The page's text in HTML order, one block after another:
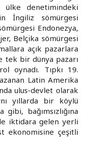
denetimindeki
İngiliz sömürgesi
Endonezya,
Belçika sömürgesi
açık pazarlara
tek bir dünya pazarı
oynadı. Tıpkı 19.
Latin Amerika
ulus-devlet olarak
yıllarda bir köylü
bağımsızlığına
iktidara gelen yerli
ekonomisine çeşitli